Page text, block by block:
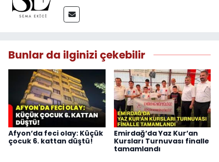
Bunlar da ilginizi çekebilir
Afyon’da feci olay: Küçük
çocuk 6. kattan düştü!
Emirdağ’da Yaz Kur’an
Kursları Turnuvası finalle
tamamlandı